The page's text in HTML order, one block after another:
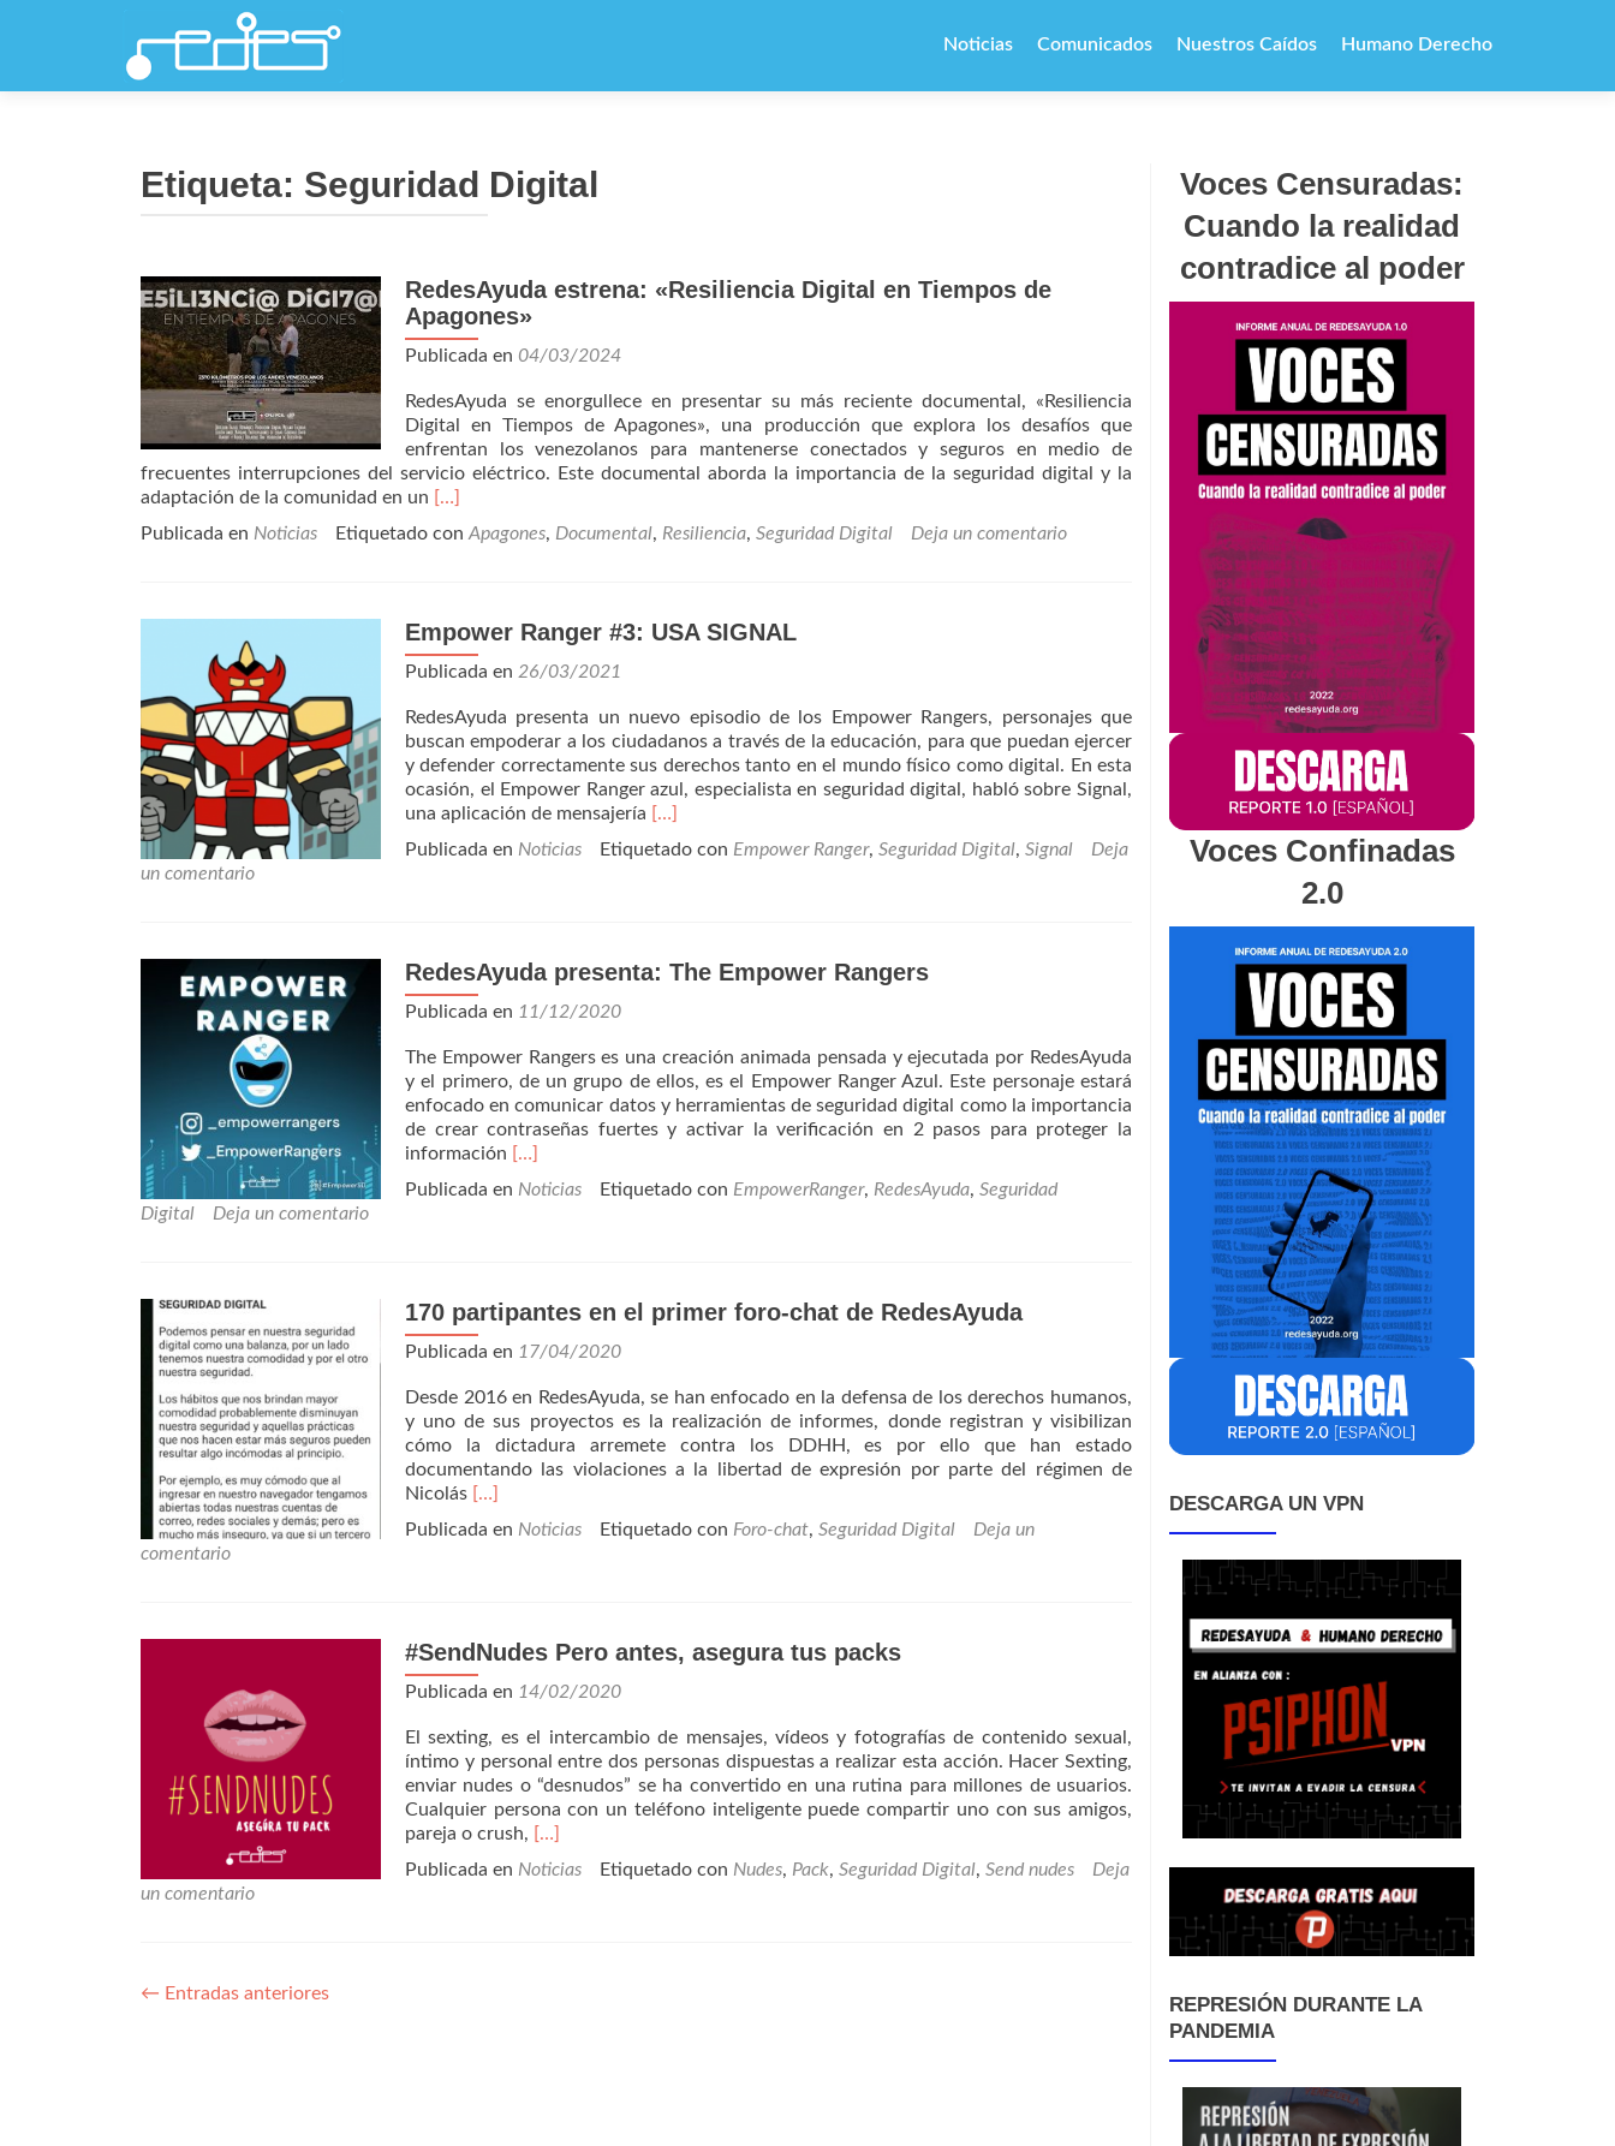
al
Noticias Comunicados Nuestros Caídos Humano Derecho
Etiqueta: Seguridad Digital
RedesAyuda estrena: «Resiliencia Digital en Tiempos de
Apagones»
Publicada en 04/03/2024
RedesAyuda se enorgullece en presentar su más reciente documental, «Resiliencia
Digital en Tiempos de Apagones», una producción que explora los desafíos que
enfrentan los venezolanos para mantenerse conectados y seguros en medio de
frecuentes interrupciones del servicio eléctrico. Este documental aborda la importancia de la seguridad digital y la
adaptación de la comunidad en un Leer
estrena:
Tiempos
de
[…]
Publicada en Noticias Etiquetado con Apagones, Documental, Resiliencia, Seguridad Digital Deja un comentario
Empower Ranger #3: USA SIGNAL
Publicada en 26/03/2021
RedesAyuda presenta un nuevo episodio de los Empower Rangers, personajes que
buscan empoderar a los ciudadanos a través de la educación, para que puedan ejercer
y defender correctamente sus derechos tanto en el mundo físico como digital. En esta
ocasión, el Empower Ranger azul, especialista en seguridad digital, habló sobre Signal,
una aplicación de mensajería Leer
Ranger
[…]
Publicada en Noticias Etiquetado con Empower Ranger, Seguridad Digital, Signal
Deja
un comentario
RedesAyuda presenta: The Empower Rangers
Publicada en 11/12/2020
The Empower Rangers es una creación animada pensada y ejecutada por RedesAyuda
y el primero, de un grupo de ellos, es el Empower Ranger Azul. Este personaje estará
enfocado en comunicar datos y herramientas de seguridad digital como la importancia
de crear contraseñas fuertes y activar la verificación en 2 pasos para proteger la
información Leer
presenta:
[…]
Publicada en Noticias Etiquetado con EmpowerRanger, RedesAyuda, Seguridad
Digital
Deja un comentario
170 partipantes en el primer foro-chat de RedesAyuda
Publicada en 17/04/2020
Desde 2016 en RedesAyuda, se han enfocado en la defensa de los derechos humanos,
y uno de sus proyectos es la realización de informes, donde registran y visibilizan
cómo la dictadura arremete contra los DDHH, es por ello que han estado
documentando las violaciones a la libertad de expresión por parte del régimen de
Nicolás Leer
partipantes
chat
de
[…]
Publicada en Noticias Etiquetado con Foro-chat, Seguridad Digital
Deja un
comentario
#SendNudes Pero antes, asegura tus packs
Publicada en 14/02/2020
El sexting, es el intercambio de mensajes, vídeos y fotografías de contenido sexual,
íntimo y personal entre dos personas dispuestas a realizar esta acción. Hacer Sexting,
enviar nudes o “desnudos” se ha convertido en una rutina para millones de usuarios.
Cualquier persona con un teléfono inteligente puede compartir uno con sus amigos,
pareja o crush, Leer
Pero
[…]
Publicada en Noticias Etiquetado con Nudes, Pack, Seguridad Digital, Send nudes
Deja
un comentario
Navegación
de
entradas
← Entradas anteriores
Voces Censuradas:
Cuando la realidad
contradice al poder
Voces Confinadas
2.0
DESCARGA UN VPN
REPRESIÓN DURANTE LA
PANDEMIA